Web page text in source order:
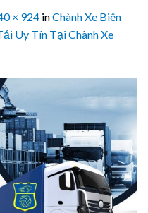
× 924 inChành Xe Biên
Uy Tín Tại Chành Xe